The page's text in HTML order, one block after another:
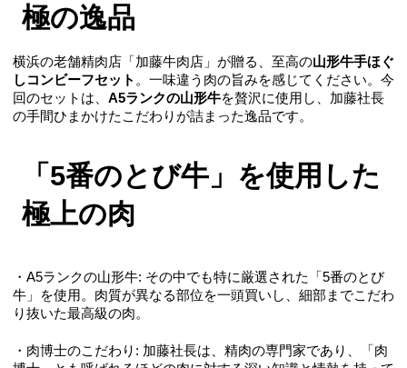
極の逸品
横浜の老舗精肉店「加藤牛肉店」が贈る、至高の山形牛手ほぐ
しコンビーフセット 。一味違う肉の旨みを感じてください。今
回のセットは、 A5ランクの山形牛を贅沢に使用し、加藤社長
の手間ひまかけたこだわりが詰まった逸品です。
「5番のとび牛」を使用した
極上の肉
・A5ランクの山形牛: その中でも特に厳選された「5番のとび
牛」を使用。肉質が異なる部位を一頭買いし、細部までこだわ
り抜いた最高級の肉。
・肉博士のこだわり: 加藤社長は、精肉の専門家であり、「肉